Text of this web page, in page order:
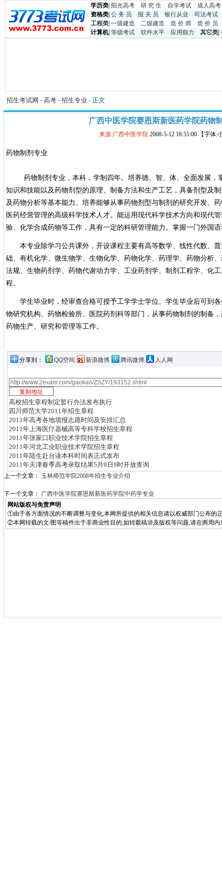
学历类 阳光高考 研 究 生 自学考试
成人高考
资格类 公 务 员 报 关 员 银行从业
司法考试
工程类 一级建造 二级建造 造 价 师
造 价 员
计算机| 等级考试 软件水平 应用能力 其它类
招生考试网 - 高考 - 招生专业 - 正文
广西中医学院赛恩斯新医药学院药物
来源:广西中医学院 2008-5-12 16:55:00 【字体:
药物制剂专业
药物制剂专业，本科，学制四年。培养德、智、体、全面发展，
知识和技能以及药物剂型的原理、制备方法和生产工艺，具备剂型及
及药物分析等基本能力。培养能够从事药物剂型与制剂的研究开发、
医药经营管理的高级科学技术人才。能运用现代科学技术方向和现代
验、化学合成药物等工作，具有一定的科研管理能力。掌握一门外国
本专业除学习公共课外，开设课程主要有高等数学、线性代数、普
础、有机化学、微生物学、生物化学、药物化学、药理学、药物分析
法规、生物药剂学、药物代谢动力学、工业药剂学、制剂工程学、化
程。
学生毕业时，经审查合格可授予工学学士学位。学生毕业后可到各
物研究机构、药物检验所、医院药剂科等部门，从事药物制剂的制备
药物生产、研究和管理等工作。
分享到： QQ空间 新浪微博 腾讯微博 人人网
高校招生章程制定暂行办法发布执行
四川师范大学2011年招生章程
2011年高考各地填报志愿时间及安排汇总
2011年上海医疗器械高等专科学校招生章程
2011年张家口职业技术学院招生章程
2011年河北工业职业技术学院招生章程
2011年陆生赴台读本科时间表正式发布
2011年天津春季高考录取结果5月9日9时开放查询
上一个文章： 玉林师范学院2008年招生专业介绍
下一个文章：
广西中医学院赛恩斯新医药学院中药学专业
网站版权与免责声明
①由于各方面情况的不断调整与变化,本网所提供的相关信息请以权威部门公布的
②本网转载的文/图等稿件出于非商业性目的,如转载稿涉及版权等问题,请在两周内